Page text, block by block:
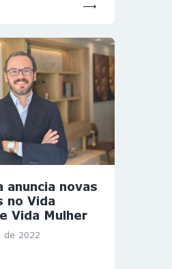
anuncia novas
no Vida
Vida Mulher
de 2022